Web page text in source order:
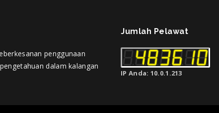
penggunaan
dalam kalangan
Jumlah Pelawat
IP Anda: 10.0.1.213